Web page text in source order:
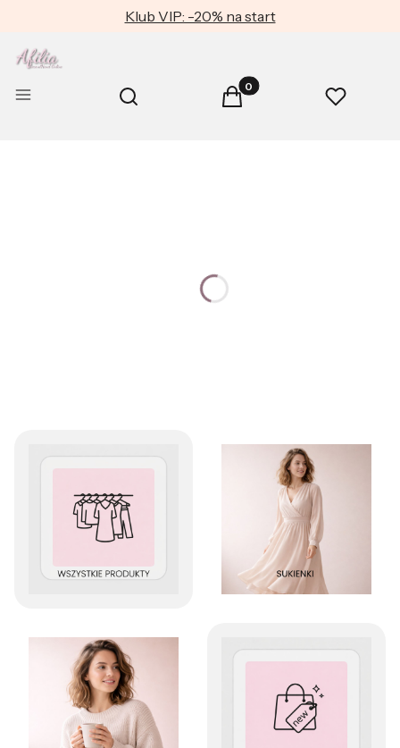
Klub VIP: -20% na start
Menu Otwórz wyszukiwarkę
Szukaj Produkty w koszyku: 0.
Koszyk Ulubione